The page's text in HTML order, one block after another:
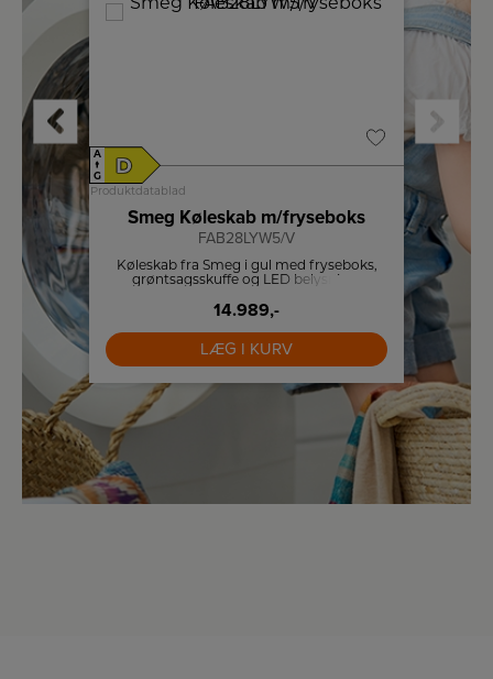
A
↑
G
D
Produktdatablad
Smeg Køleskab m/fryseboks
FAB28LYW5/V
Køleskab fra Smeg i gul med fryseboks,
grøntsagsskuffe og LED belysning.
14.989,-
LÆG I KURV